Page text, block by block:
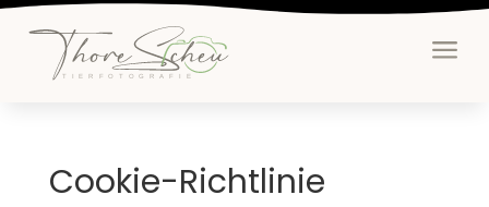
a
Cookie-Richtlinie